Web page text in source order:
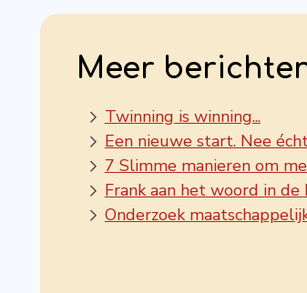
Meer
Twinning is winning...
Een nieuwe start. Nee
7 Slimme manieren om
Frank aan het woord in
Onderzoek